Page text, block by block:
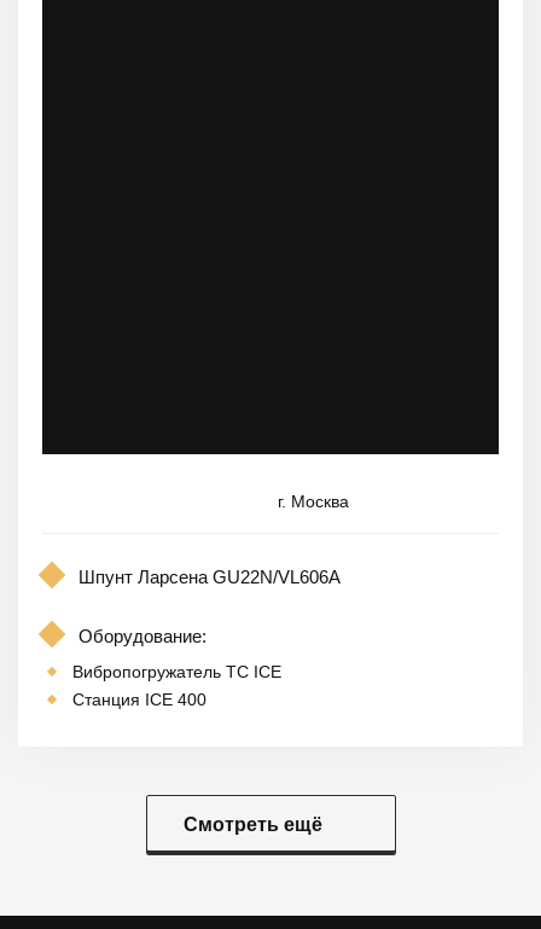
г. Москва
Шпунт Ларсена GU22N/VL606A
Оборудование:
Вибропогружатель TC ICE
Станция ICE 400
Смотреть ещё